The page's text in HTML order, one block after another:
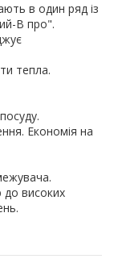
в один ряд із
В про".
тепла.
Економія на
до високих